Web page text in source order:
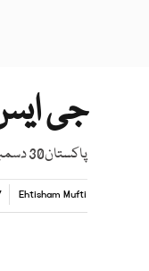
جی
پاکستان30 دسمبرتک ریکس سسٹم پرمنتقل،ٹی ڈیپ سرٹیفکیٹ کااجرابند کردیگی
Ehtisham Mufti